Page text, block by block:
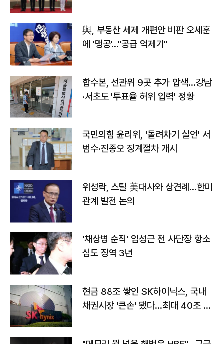
與, 부동산 세제 개편안 비판 오세훈
에 '맹공'…"공급 억제기"
합수본, 선관위 9곳 추가 압색…강남
·서초도 '투표율 허위 입력' 정황
국민의힘 윤리위, '돌려차기 실언' 서
범수·진종오 징계절차 개시
위성락, 스틸 美대사와 상견례…한미
관계 발전 논의
'채상병 순직' 임성근 전 사단장 항소
심도 징역 3년
현금 88조 쌓인 SK하이닉스, 국내
채권시장 '큰손' 됐다…최대 40조 투